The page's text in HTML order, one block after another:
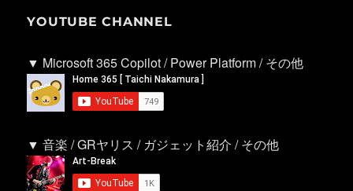
YOUTUBE CHANNEL
▼ Microsoft 365 Copilot / Power Platform / その他
▼ 音楽 / GRヤリス / ガジェット紹介 / その他